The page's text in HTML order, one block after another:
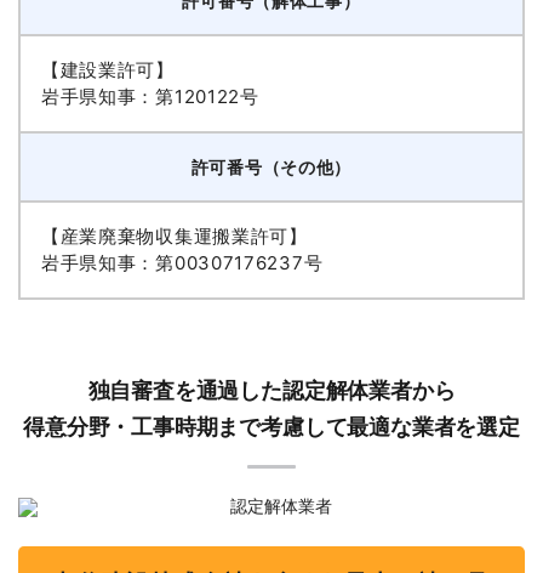
【建設業許可】
岩手県知事：第120122号
許可番号（その他）
【産業廃棄物収集運搬業許可】
岩手県知事：第00307176237号
独自審査を通過した認定解体業者から
得意分野・工事時期まで考慮して最適な業者を選定